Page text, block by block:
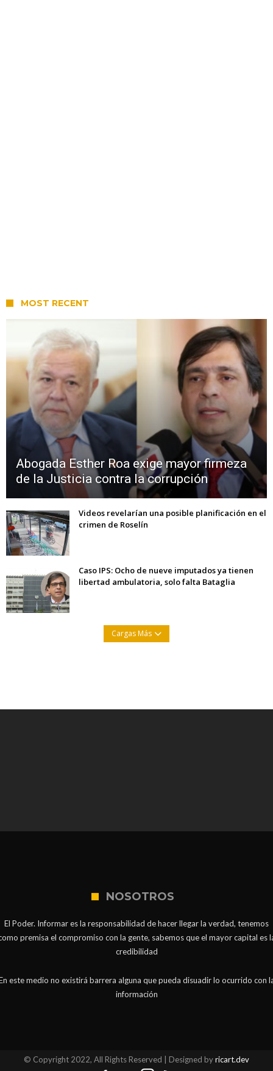
MOST RECENT
Abogada Esther Roa exige mayor firmeza
de la Justicia contra la corrupción
Videos revelarían una posible planificación en el
crimen de Roselín
Caso IPS: Ocho de nueve imputados ya tienen
libertad ambulatoria, solo falta Bataglia
Cargas Más
NOSOTROS
El Poder. Informar es la responsabilidad de hacer llegar la verdad, tenemos
premisa el compromiso con la gente, sabemos que el mayor capital es
credibilidad
este medio no existirá barrera alguna que pueda disuadir lo ocurrido con
información
© Copyright 2022, All Rights Reserved | Designed byricart.dev